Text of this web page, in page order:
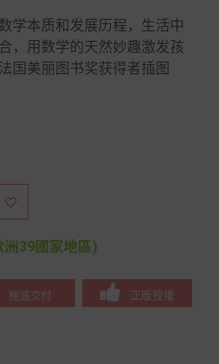
学本质和发展历程，生活中
，用数学的天然妙趣激发孩
国美丽图书奖获得者插图

39國家地區)
極速交付 正版授權